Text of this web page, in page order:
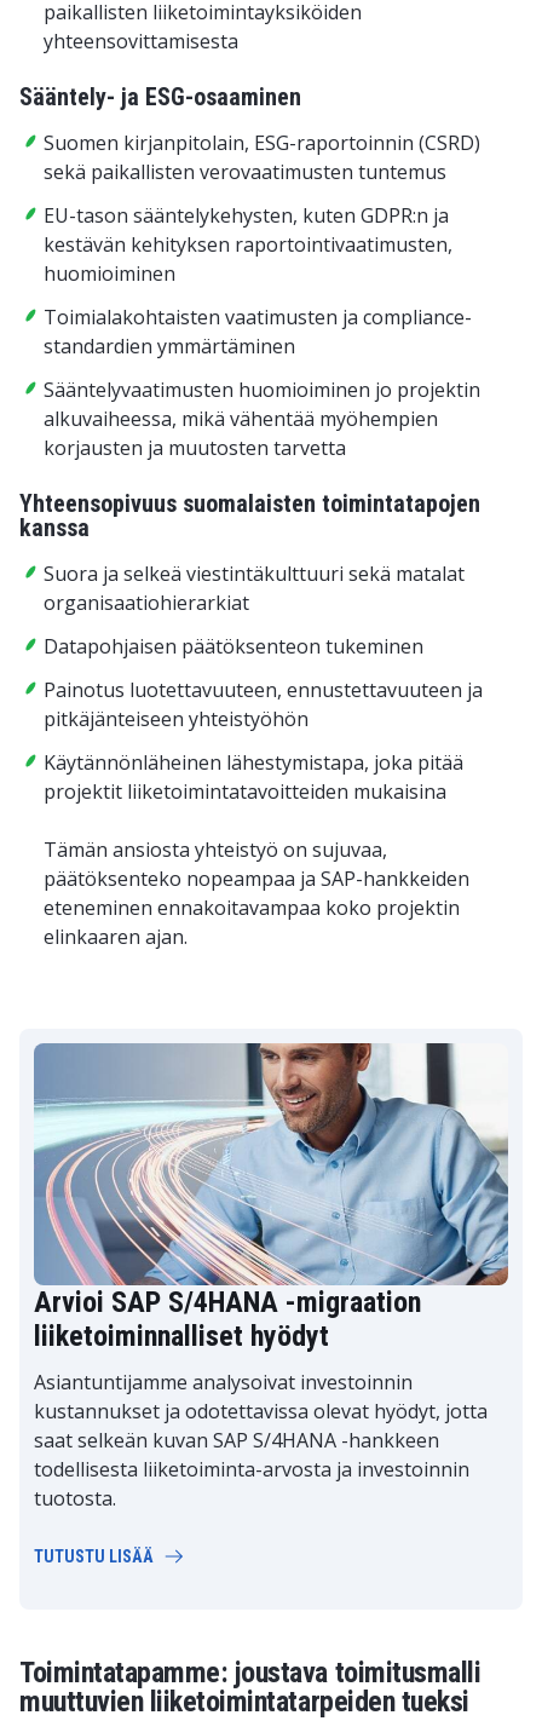
paikallisten liiketoimintayksiköiden
yhteensovittamisesta
Sääntely- ja ESG-osaaminen
Suomen kirjanpitolain, ESG-raportoinnin (CSRD)
sekä paikallisten verovaatimusten tuntemus
EU-tason sääntelykehysten, kuten GDPR:n ja
kestävän kehityksen raportointivaatimusten,
huomioiminen
Toimialakohtaisten vaatimusten ja compliance-
standardien ymmärtäminen
Sääntelyvaatimusten huomioiminen jo projektin
alkuvaiheessa, mikä vähentää myöhempien
korjausten ja muutosten tarvetta
Yhteensopivuus suomalaisten toimintatapojen
kanssa
Suora ja selkeä viestintäkulttuuri sekä matalat
organisaatiohierarkiat
Datapohjaisen päätöksenteon tukeminen
Painotus luotettavuuteen, ennustettavuuteen ja
pitkäjänteiseen yhteistyöhön
Käytännönläheinen lähestymistapa, joka pitää
projektit liiketoimintatavoitteiden mukaisina
Tämän ansiosta yhteistyö on sujuvaa,
päätöksenteko nopeampaa ja SAP-hankkeiden
eteneminen ennakoitavampaa koko projektin
elinkaaren ajan.
Arvioi SAP S/4HANA -migraation
liiketoiminnalliset hyödyt
Asiantuntijamme analysoivat investoinnin
kustannukset ja odotettavissa olevat hyödyt, jotta
saat selkeän kuvan SAP S/4HANA -hankkeen
todellisesta liiketoiminta-arvosta ja investoinnin
tuotosta.
TUTUSTU LISÄÄ
Toimintatapamme: joustava toimitusmalli
muuttuvien liiketoimintatarpeiden tueksi